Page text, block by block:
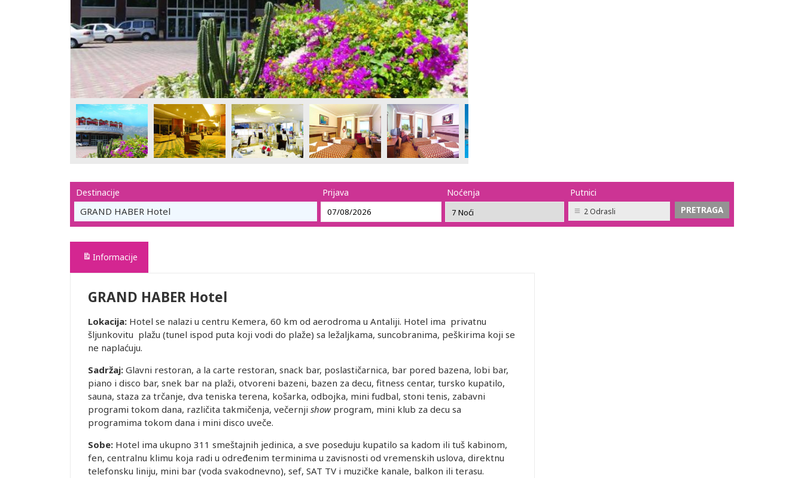
Destinacije
GRAND HABER Hotel
Prijava Noćenja Putnici
2 Odrasli
Informacije
GRAND HABER Hotel
Lokacija: Hotel se nalazi u centru Kemera, 60 km od aerodroma u Antaliji. Hotel ima privatnu
šljunkovitu plažu (tunel ispod puta koji vodi do plaže) sa ležaljkama, suncobranima, peškirima koji se
ne naplaćuju.
Sadržaj: Glavni restoran, a la carte restoran, snack bar, poslastičarnica, bar pored bazena, lobi bar,
piano i disco bar, snek bar na plaži, otvoreni bazeni, bazen za decu, fitness centar, tursko kupatilo,
sauna, staza za trčanje, dva teniska terena, košarka, odbojka, mini fudbal, stoni tenis, zabavni
programi tokom dana, različita takmičenja, večernji showprogram, mini klub za decu sa
programima tokom dana i mini disco uveče.
Sobe: Hotel ima ukupno 311 smeštajnih jedinica, a sve poseduju kupatilo sa kadom ili tuš kabinom,
fen, centralnu klimu koja radi u određenim terminima u zavisnosti od vremenskih uslova, direktnu
telefonsku liniju, mini bar (voda svakodnevno), sef, SAT TV i muzičke kanale, balkon ili terasu.